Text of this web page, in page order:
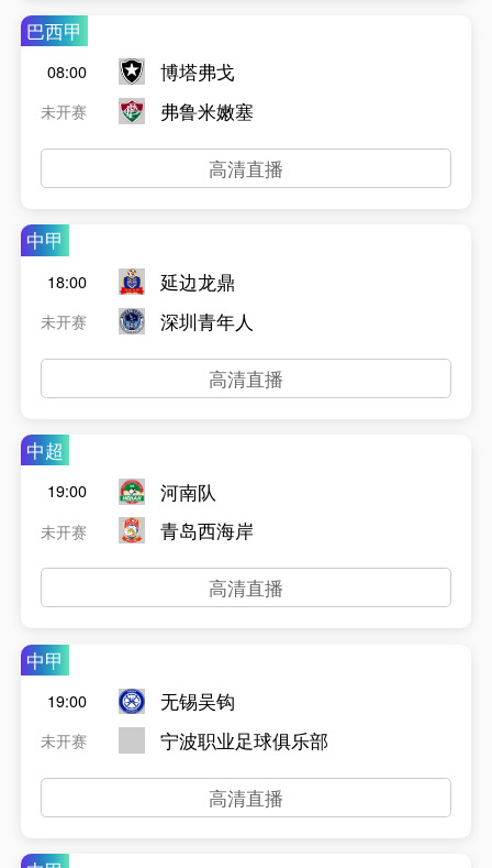
巴西甲
08:00
未开赛
博塔弗戈
弗鲁米嫩塞
高清直播
中甲
18:00
未开赛
延边龙鼎
深圳青年人
高清直播
中超
19:00
未开赛
河南队
青岛西海岸
高清直播
中甲
19:00
未开赛
无锡吴钩
宁波职业足球俱乐部
高清直播